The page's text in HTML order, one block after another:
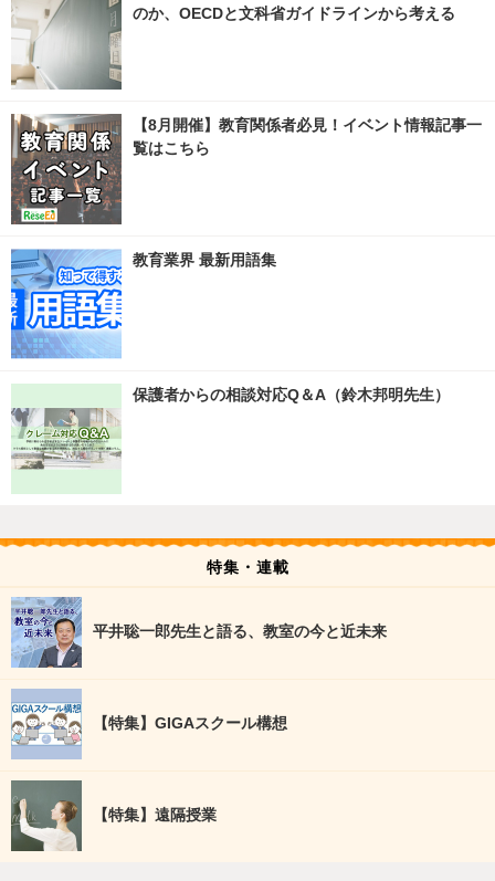
のか、OECDと文科省ガイドラインから考える
【8月開催】教育関係者必見！イベント情報記事一
覧はこちら
教育業界 最新用語集
保護者からの相談対応Q＆A（鈴木邦明先生）
特集・連載
平井聡一郎先生と語る、教室の今と近未来
【特集】GIGAスクール構想
【特集】遠隔授業